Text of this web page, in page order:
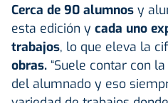
Cerca de 90 alumnos y
esta edición y cada uno
trabajos, lo que eleva la
obras. “Suele contar con
del alumnado y eso